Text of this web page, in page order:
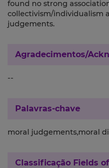
found no strong
collectivism/individualism
judgements.
Agradecimentos/
--
Palavras-chave
moral judgements,moral
Classificação Fields